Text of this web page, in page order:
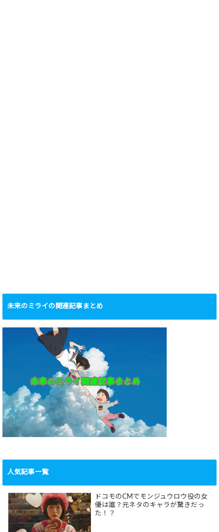
未来のミライの関連記事まとめ
人気記事一覧
ドコモのCMでモンジュウロウ役の女
優は誰？元ネタのキャラが驚きだっ
た！？